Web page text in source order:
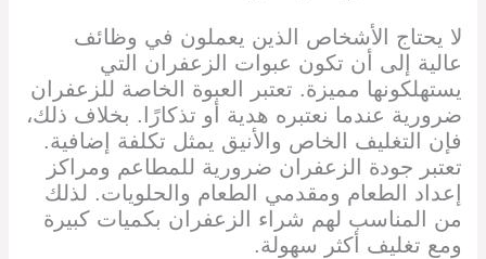
لا يحتاج الأشخاص الذين يعملون في وظائف
عالية إلى أن تكون عبوات الزعفران التي
يستهلكونها مميزة. تعتبر العبوة الخاصة للزعفران
ضرورية عندما نعتبره هدية أو تذكارًا. بخلاف ذلك،
فإن التغليف الخاص والأنيق يمثل تكلفة إضافية.
تعتبر جودة الزعفران ضرورية للمطاعم ومراكز
إعداد الطعام ومقدمي الطعام والحلويات. لذلك
من المناسب لهم شراء الزعفران بكميات كبيرة
ومع تغليف أكثر سهولة.